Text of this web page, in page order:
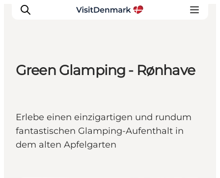
Erlebnisse
Unterkünfte
Reiseplanung
Green Glamping - Rønhave
Erlebe einen einzigartigen und rundum
fantastischen Glamping-Aufenthalt in
dem alten Apfelgarten